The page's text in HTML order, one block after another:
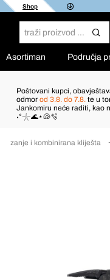
Shop
Asortiman Područja
Poštovani kupci,
odmor od 3.8. do 7.8. te u
Jankomiru neće raditi, kao
˖°𓇼🌊⋆🐚🫧
rezanje i kombinirana kliješta